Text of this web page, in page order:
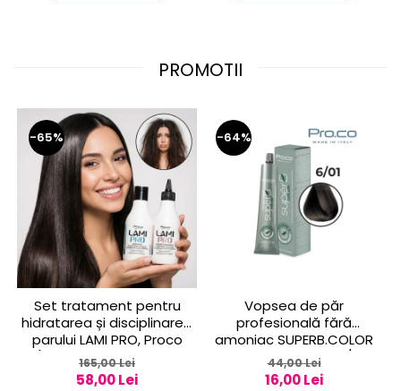
PROMOTII
-65%
Set tratament pentru
hidratarea și disciplinarea
parului LAMI PRO, Proco
(șampon + balsam 2x
250ml)
165,00 Lei
58,00 Lei
-64%
Vopsea de păr
profesională fără
amoniac SUPERB.COLOR
100 ml - Pro.Co - 6/01
BLOND INCHIS CENUSIU
44,00 Lei
16,00 Lei